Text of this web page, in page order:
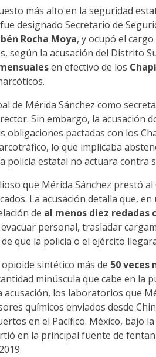
más alto en la seguridad
fue designado Secretario de
Rocha Moya, y ocupó el
según la acusación del Distrito
en efectivo de los
de Mérida Sánchez como
Sin embargo, la acusación
obligaciones pactadas con los
lo que implicaba
policía estatal no actuara contra
que Mérida Sánchez prestó
La acusación detalla que,
de al menos diez
personal, trasladar
que la policía o el ejército
sintético más de 50 veces
minúscula que cabe en la
acusación, los laboratorios que
químicos enviados desde
en el Pacífico. México, bajo
en la principal fuente de